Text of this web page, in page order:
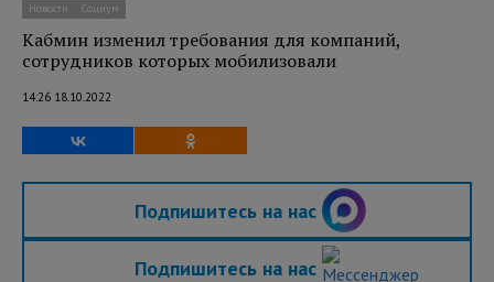
Новости Социум
Кабмин изменил требования для компаний,
сотрудников которых мобилизовали
14:26 18.10.2022
Подпишитесь на нас
Подпишитесь на нас